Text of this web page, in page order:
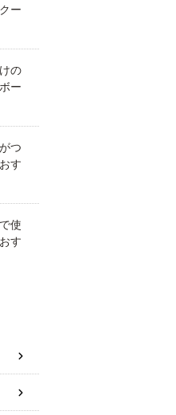
ー
の
ー
つ
す
使
す